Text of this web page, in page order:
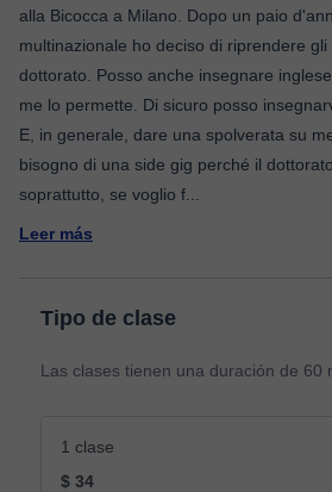
alla Bicocca a Milano. Dopo un paio
multinazionale ho deciso di riprendere
dottorato. Posso anche insegnare
me lo permette. Di sicuro posso
E, in generale, dare una spolverata su
bisogno di una side gig perché il
soprattutto, se voglio f
Leer más
Tipo de clase
Las clases tienen una duración de 60
1 clase
$ 34